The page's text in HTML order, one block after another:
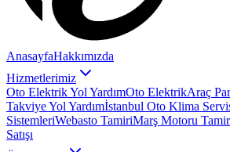
AnasayfaHakkımızda
Hizmetlerimiz
Oto Elektrik Yol YardımOto ElektrikAraç
Takviye Yol Yardımİstanbul Oto Klima
SistemleriWebasto TamiriMarş Motoru
Satışı